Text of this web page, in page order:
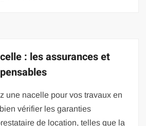
: les assurances et
une nacelle pour vos travaux en
vérifier les garanties
de location, telles que la